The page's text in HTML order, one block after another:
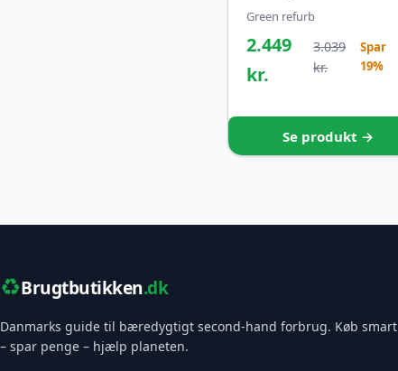
Green refurb
2.449
kr.
3.039
kr.
Spar
19%
Se produkt →
♻️Brugtbutikken.dk
Danmarks guide til bæredygtigt second-hand forbrug. Køb smart
– spar penge – hjælp planeten.